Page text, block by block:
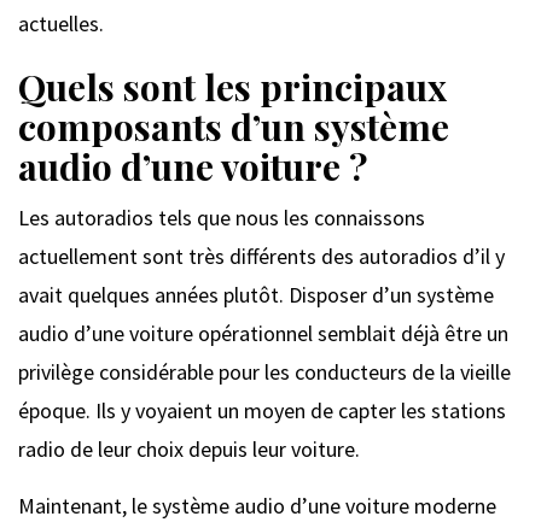
actuelles.
Quels sont les principaux
composants d’un système
audio d’une voiture ?
Les autoradios tels que nous les connaissons
actuellement sont très différents des autoradios d’il y
avait quelques années plutôt. Disposer d’un système
audio d’une voiture opérationnel semblait déjà être un
privilège considérable pour les conducteurs de la vieille
époque. Ils y voyaient un moyen de capter les stations
radio de leur choix depuis leur voiture.
Maintenant, le système audio d’une voiture moderne